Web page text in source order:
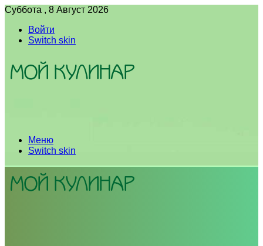
Суббота , 8 Август 2026
Войти
Switch skin
Меню
Switch skin